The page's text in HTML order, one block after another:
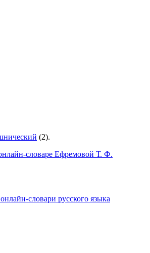
(2).
словаре Ефремовой Т. Ф.
словари русского языка